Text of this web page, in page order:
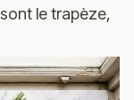
le trapèze,